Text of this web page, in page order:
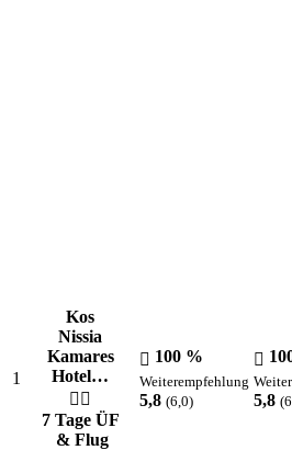
1
Kos
Nissia
Kamares
Hotel…
7 Tage ÜF
& Flug
100 %
Weiterempfehlung
5,8 (6,0) 5,8